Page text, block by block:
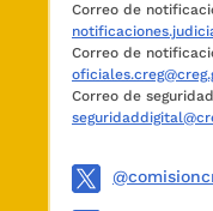
-- Planta
-- Planta El
-- Planta
Barranquilla -
Correo de
Correo de
Correo de